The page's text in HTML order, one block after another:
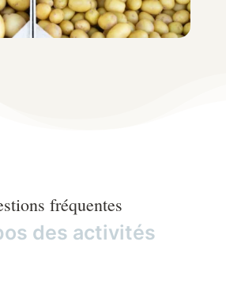
fréquentes
des activités